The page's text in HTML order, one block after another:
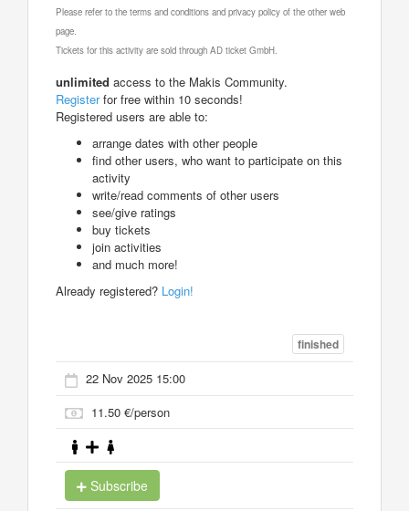
Please refer to the terms and conditions and privacy policy of the other web
page.
Tickets for this activity are sold through AD ticket GmbH.
unlimited access to the Makis Community.
Registerfor free within 10 seconds!
Registered users are able to:
arrange dates with other people
find other users, who want to participate on this
activity
write/read comments of other users
see/give ratings
buy tickets
join activities
and much more!
Already registered? Login!
finished
22 Nov 2025 15:00
11.50 €/person
Subscribe